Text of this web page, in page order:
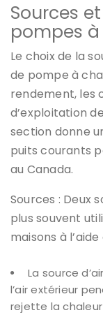
Sources
pompes
Le choix de la
de pompe à
rendement, les
d’exploitation
section donne
puits courants
au Canada.
Sources : Deux
plus souvent
maisons à
La source
l’air extérieur
rejette la